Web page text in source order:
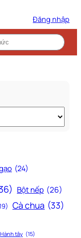
Đăng nhập
(24)
Bột nếp (26)
Cà chua (33)
Hành tây (15)